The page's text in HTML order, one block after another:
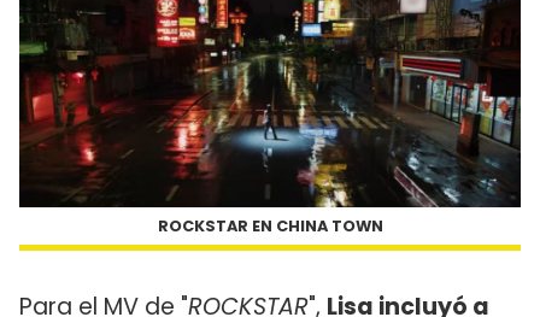
ROCKSTAR EN CHINA TOWN
Para el MV de "ROCKSTAR", Lisa incluyó a